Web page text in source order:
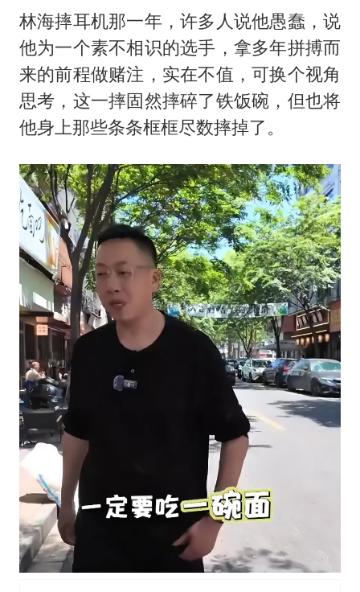
林海摔耳机那一年，许多人说他愚蠢，说
他为一个素不相识的选手，拿多年拼搏而
来的前程做赌注，实在不值，可换个视角
思考，这一摔固然摔碎了铁饭碗，但也将
他身上那些条条框框尽数摔掉了。